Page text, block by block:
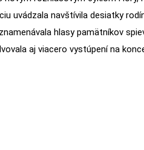
uvádzala navštívila desiatky
hlasy pamätníkov
aj viacero vystúpení na